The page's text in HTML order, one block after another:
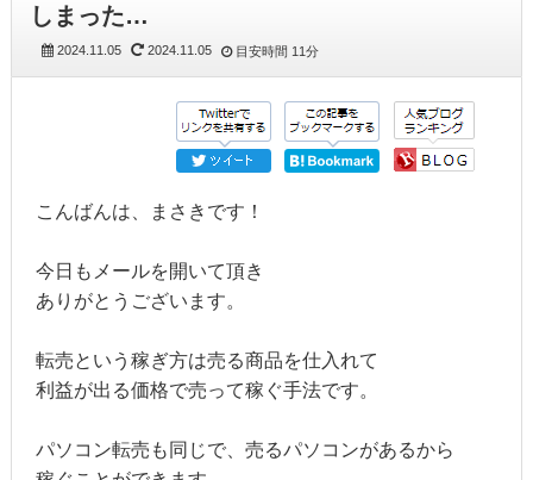
しまった…
2024.11.05 2024.11.05 目安時間 11分
こんばんは、まさきです！
今日もメールを開いて頂き
ありがとうございます。
転売という稼ぎ方は売る商品を仕入れて
利益が出る価格で売って稼ぐ手法です。
パソコン転売も同じで、売るパソコンがあるから